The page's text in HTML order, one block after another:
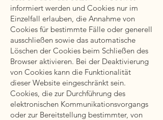
informiert werden und Cookies nur im
Einzelfall erlauben, die Annahme von
Cookies für bestimmte Fälle oder generell
ausschließen sowie das automatische
Löschen der Cookies beim Schließen des
Browser aktivieren. Bei der Deaktivierung
von Cookies kann die Funktionalität
dieser Website eingeschränkt sein.
Cookies, die zur Durchführung des
elektronischen Kommunikationsvorgangs
oder zur Bereitstellung bestimmter, von